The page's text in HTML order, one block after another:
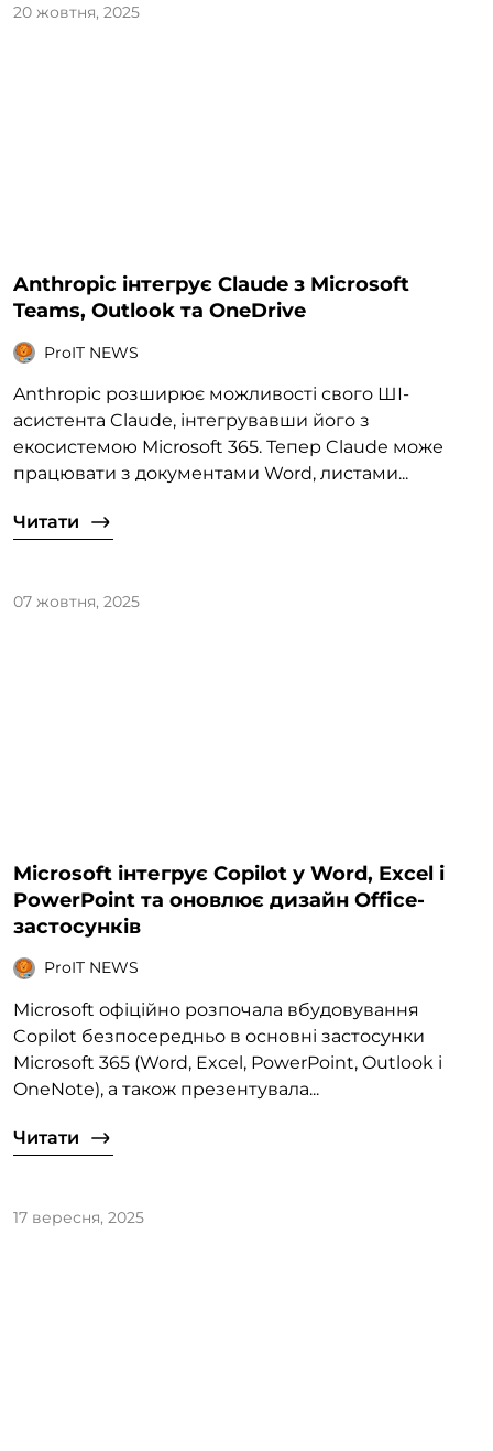
20 жовтня, 2025
Anthropic інтегрує Claude з Microsoft
Teams, Outlook та OneDrive
ProIT NEWS
Anthropic розширює можливості свого ШІ-
асистента Claude, інтегрувавши його з
екосистемою Microsoft 365. Тепер Claude може
працювати з документами Word, листами...
Читати
07 жовтня, 2025
Microsoft інтегрує Copilot у Word, Excel і
PowerPoint та оновлює дизайн Office-
застосунків
ProIT NEWS
Microsoft офіційно розпочала вбудовування
Copilot безпосередньо в основні застосунки
Microsoft 365 (Word, Excel, PowerPoint, Outlook і
OneNote), а також презентувала...
Читати
17 вересня, 2025